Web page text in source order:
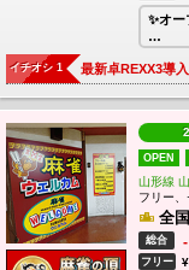
✨オ
オー
ベテ
いわ
麻雀
んな
指導
にな
🤩毎
🎁ジャ
イチオシ 1 最新卓REXX3導入
OPEN
山形線
フリー
全
総合 -
フリー